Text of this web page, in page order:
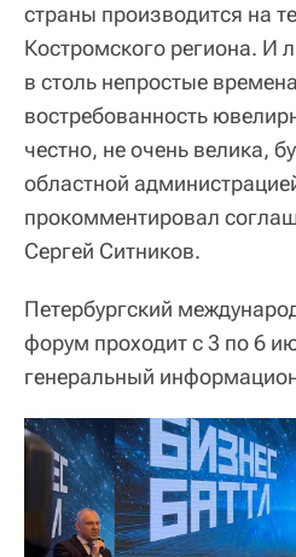
страны производится на
Костромского региона. И
в столь непростые
востребованность
честно, не очень велика,
областной
прокомментировал
Сергей Ситников.
Петербургский
форум проходит с 3 по 6
генеральный